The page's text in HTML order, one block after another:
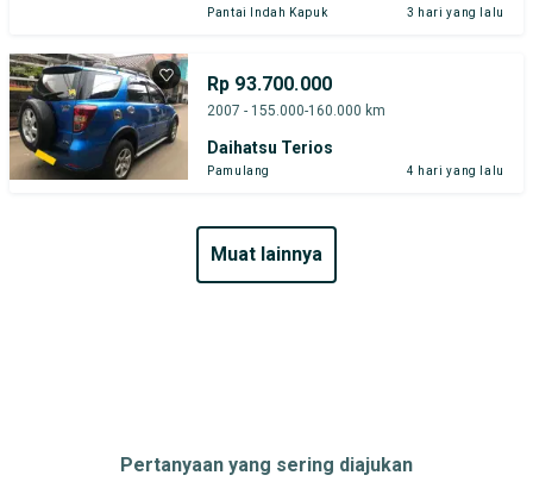
Pantai Indah Kapuk 3 hari yang lalu
Rp 93.700.000
2007 - 155.000-160.000 km
Daihatsu Terios
Pamulang 4 hari yang lalu
muat lainnya
Pertanyaan yang sering diajukan